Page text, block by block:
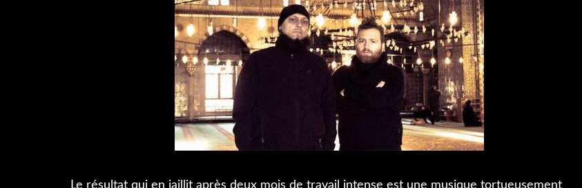
Le résultat qui en jaillit après deux mois de travail intense est une musique tortueusement